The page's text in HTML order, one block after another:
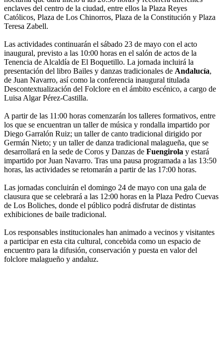
enclaves del centro de la ciudad, entre ellos la Plaza Reyes
Católicos, Plaza de Los Chinorros, Plaza de la Constitución y Plaza
Teresa Zabell.
Las actividades continuarán el sábado 23 de mayo con el acto
inaugural, previsto a las 10:00 horas en el salón de actos de la
Tenencia de Alcaldía de El Boquetillo. La jornada incluirá la
presentación del libro Bailes y danzas tradicionales de Andalucía,
de Juan Navarro, así como la conferencia inaugural titulada
Descontextualización del Folclore en el ámbito escénico, a cargo de
Luisa Algar Pérez-Castilla.
A partir de las 11:00 horas comenzarán los talleres formativos, entre
los que se encuentran un taller de música y rondalla impartido por
Diego Garralón Ruiz; un taller de canto tradicional dirigido por
Germán Nieto; y un taller de danza tradicional malagueña, que se
desarrollará en la sede de Coros y Danzas de Fuengirola y estará
impartido por Juan Navarro. Tras una pausa programada a las 13:50
horas, las actividades se retomarán a partir de las 17:00 horas.
Las jornadas concluirán el domingo 24 de mayo con una gala de
clausura que se celebrará a las 12:00 horas en la Plaza Pedro Cuevas
de Los Boliches, donde el público podrá disfrutar de distintas
exhibiciones de baile tradicional.
Los responsables institucionales han animado a vecinos y visitantes
a participar en esta cita cultural, concebida como un espacio de
encuentro para la difusión, conservación y puesta en valor del
folclore malagueño y andaluz.